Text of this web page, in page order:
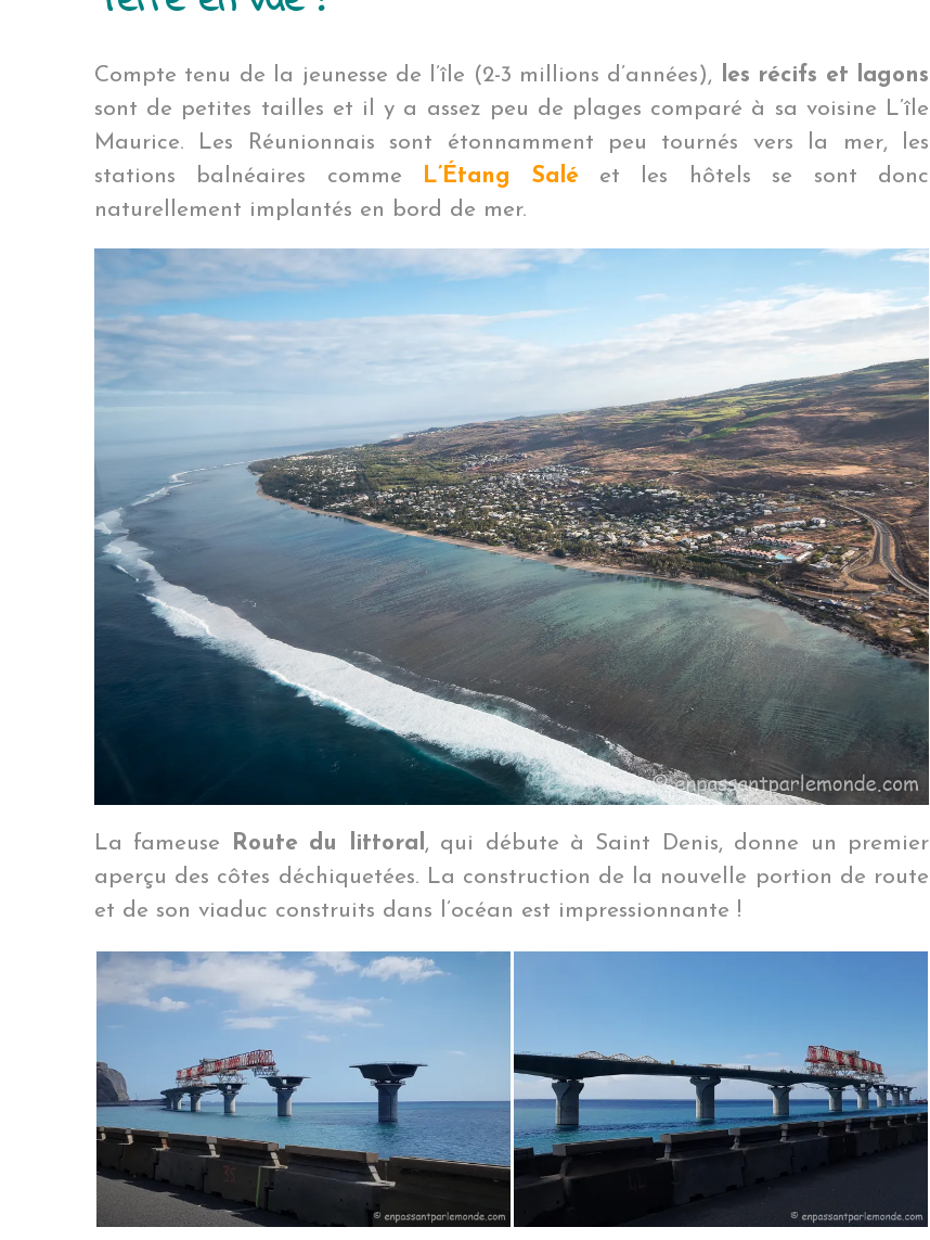
Compte tenu de la jeunesse de l’île (2-3 millions d’années),
les récifs et lagons
sont de petites tailles et il y a assez peu de plages comparé à sa voisine L’île
Maurice. Les Réunionnais sont étonnamment peu tournés vers la mer, les
stations balnéaires comme
L’Étang Saléet les hôtels se sont donc
naturellement implantés en bord de mer.
La fameuse Route du littoral , qui débute à Saint Denis, donne un premier
aperçu des côtes déchiquetées. La construction de la nouvelle portion de route
et de son viaduc construits dans l’océan est impressionnante !